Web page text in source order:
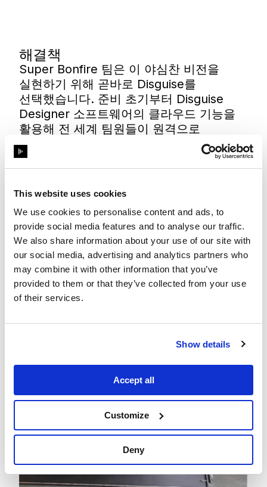
This website uses cookies
We use cookies to personalise content and ads, to
provide social media features and to analyse our traffic.
We also share information about your use of our site with
our social media, advertising and analytics partners who
may combine it with other information that you’ve
provided to them or that they’ve collected from your use
of their services.
Show details
Accept all
Customize
Deny
해결책
Super Bonfire 팀은 이 야심찬 비전을
실현하기 위해 곧바로 Disguise를
선택했습니다. 준비 초기부터 Disguise
Designer 소프트웨어의 클라우드 기능을
활용해 전 세계 팀원들이 원격으로
워크플로우에 접속하고 이벤트 디자인에
참여할 수 있었습니다. 덕분에 행사 일주일
전 팀이 상하이에 모였을 때는 이미 주요
준비가 끝난 상태였습니다.